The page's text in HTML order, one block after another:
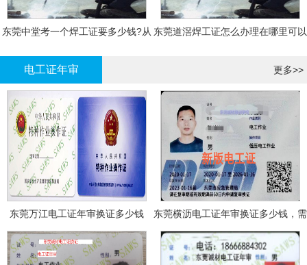
东莞中堂考一个焊工证要多少钱?从 东莞道滘焊工证怎么办理在哪里可以
电工证年审 更多>>
东莞万江电工证年审换证多少钱
东莞横沥电工证年审换证多少钱，需
要什么资料